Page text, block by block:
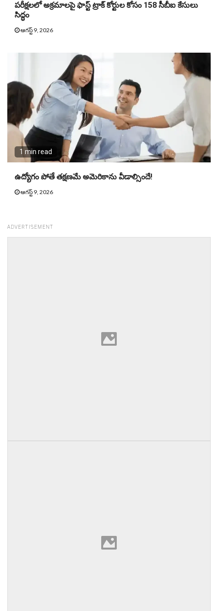
పరీక్షలలో అక్రమాలపై ఫాస్ట్ ట్రాక్ కోర్టుల కోసం 158 సీబీఐ కేసులు
సిద్ధం
ఆగస్ట్ 9, 2026
1 min read
ఉద్యోగం పోతే తక్షణమే అమెరికాను వీడాల్సిందే!
ఆగస్ట్ 9, 2026
ADVERTISEMENT